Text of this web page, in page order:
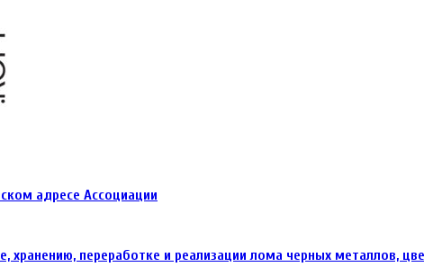
адресе Ассоциации
хранению, переработке и реализации лома черных металлов,